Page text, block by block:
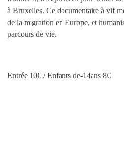
à Bruxelles. Ce documentaire à vif
de la migration en Europe, et
parcours de vie.
Entrée 10€ / Enfants de-14ans 8€